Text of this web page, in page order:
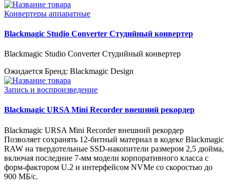
Конвертеры аппаратные
Blackmagic Studio Converter Студийный конвертер
Blackmagic Studio Converter Студийный конвертер
Ожидается Бренд: Blackmagic Design
Запись и воспроизведение
Blackmagic URSA Mini Recorder внешний рекордер
Blackmagic URSA Mini Recorder внешний рекордер
Позволяет сохранять 12-битный материал в кодеке Blackmagic
RAW на твердотельные SSD-накопители размером 2,5 дюйма,
включая последние 7-мм модели корпоративного класса с
форм-фактором U.2 и интерфейсом NVMe со скоростью до
900 МБ/с.